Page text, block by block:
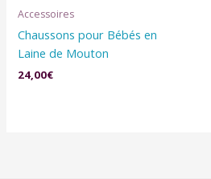
Accessoires
Chaussons pour Bébés en
Laine de Mouton
24,00€